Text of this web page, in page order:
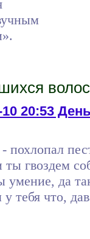
20:53
похлопал
ты гвоздем
умение, да
у тебя что,